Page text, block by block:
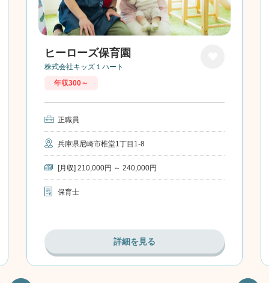
ヒーローズ保育園
株式会社キッズ１ハート
年収300～
正職員
兵庫県尼崎市椎堂1丁目1-8
[月収] 210,000円 ～ 240,000円
保育士
詳細を見る